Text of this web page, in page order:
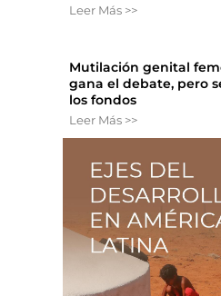
Leer Más >>
Mutilación genital
gana el debate, pero
los fondos
Leer Más >>